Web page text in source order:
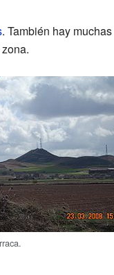
. También hay muchas